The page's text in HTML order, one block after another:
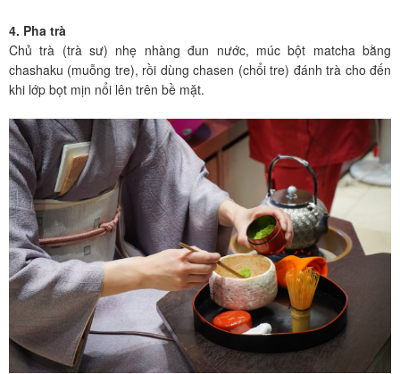
4. Pha trà
Chủ trà (trà sư) nhẹ nhàng đun nước, múc bột matcha bằng
chashaku (muỗng tre), rồi dùng chasen (chổi tre) đánh trà cho đến
khi lớp bọt mịn nổi lên trên bề mặt.